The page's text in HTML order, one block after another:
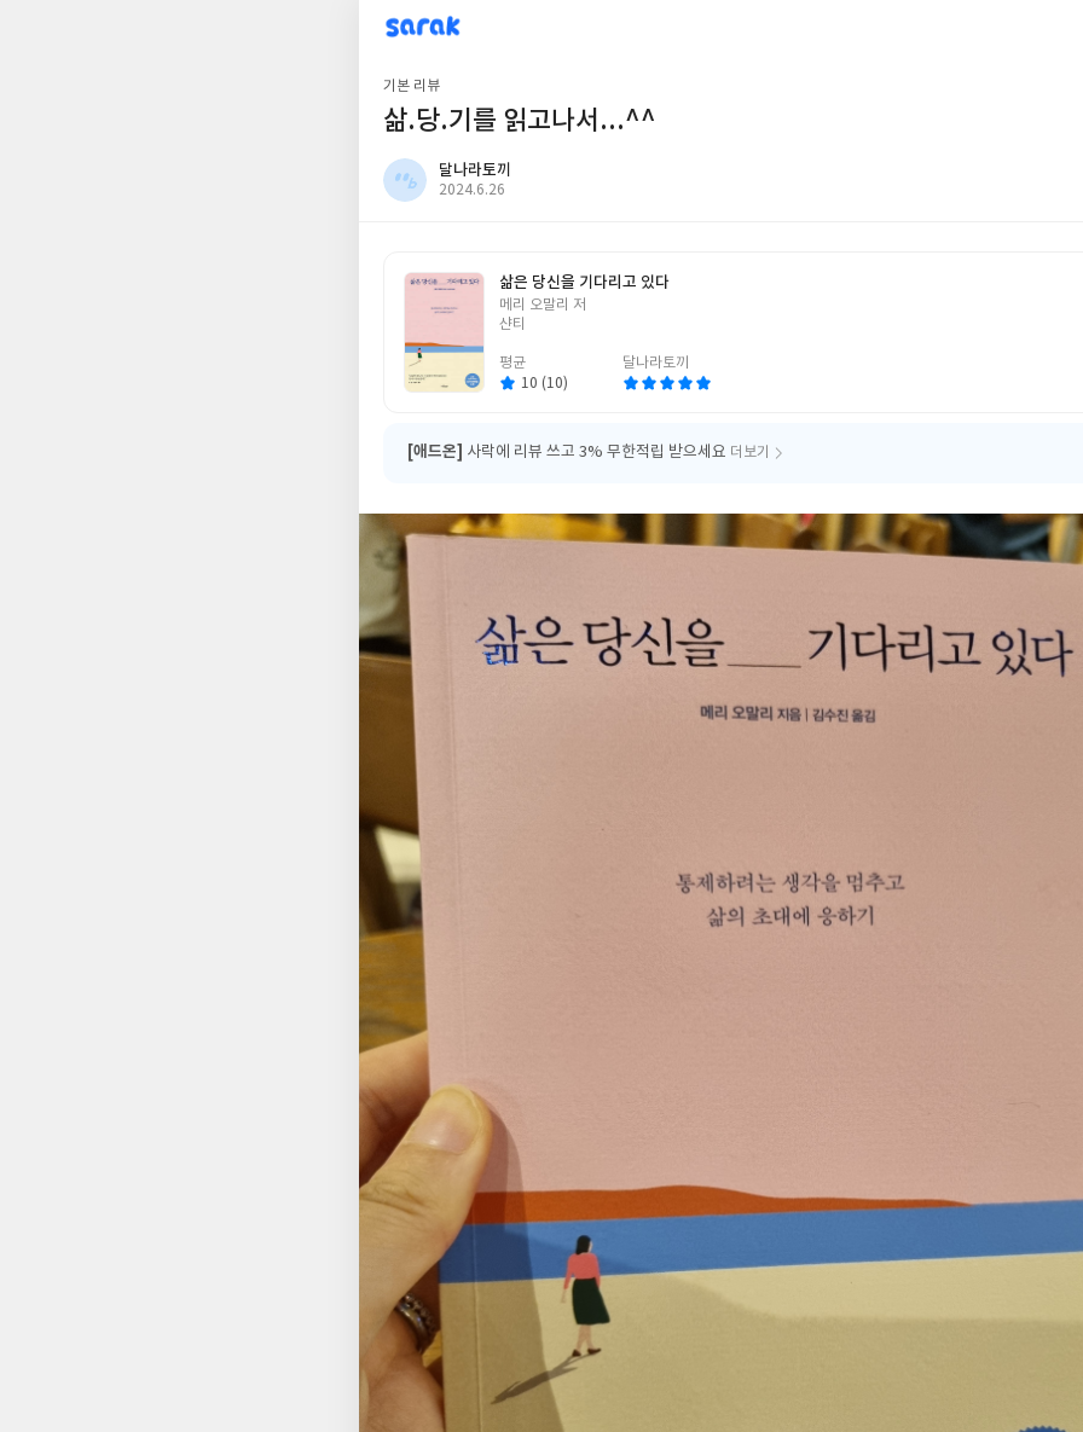
sarak
달나라토끼
기본 리뷰
삶.당.기를 읽고나서...^^
달나라토끼
작
2024.6.26
삶은 당신을 기다리고 있다
글
쓴
메리 오말리 저
샨티
평균
10 (10)
달나라토끼
[애드온] 사락에 리뷰 쓰고 3% 무한적립 받으세요 더보기